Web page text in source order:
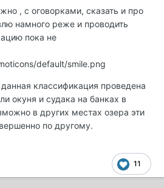
, с оговорками, сказать и про
намного реже и проводить
пока не
default/smile.png
классификация проведена
окуня и судака на банках в
в других местах озера эти
по другому.
11